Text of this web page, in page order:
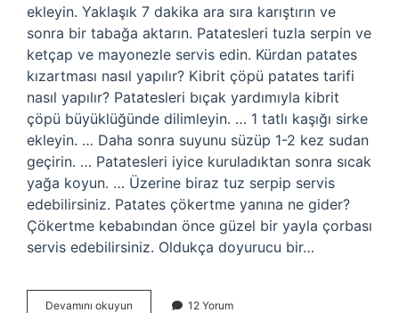
ekleyin. Yaklaşık 7 dakika ara sıra karıştırın ve
sonra bir tabağa aktarın. Patatesleri tuzla serpin ve
ketçap ve mayonezle servis edin. Kürdan patates
kızartması nasıl yapılır? Kibrit çöpü patates tarifi
nasıl yapılır? Patatesleri bıçak yardımıyla kibrit
çöpü büyüklüğünde dilimleyin. … 1 tatlı kaşığı sirke
ekleyin. … Daha sonra suyunu süzüp 1-2 kez sudan
geçirin. … Patatesleri iyice kuruladıktan sonra sıcak
yağa koyun. … Üzerine biraz tuz serpip servis
edebilirsiniz. Patates çökertme yanına ne gider?
Çökertme kebabından önce güzel bir yayla çorbası
servis edebilirsiniz. Oldukça doyurucu bir…
Devamını okuyun Çökertme 12 Yorum